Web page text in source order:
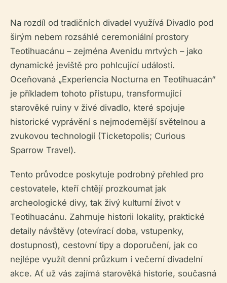
Na rozdíl od tradičních divadel využívá Divadlo pod
širým nebem rozsáhlé ceremoniální prostory
Teotihuacánu – zejména Avenidu mrtvých – jako
dynamické jeviště pro pohlcující události.
Oceňovaná „Experiencia Nocturna en Teotihuacán“
je příkladem tohoto přístupu, transformující
starověké ruiny v živé divadlo, které spojuje
historické vyprávění s nejmodernější světelnou a
zvukovou technologií (Ticketopolis; Curious
Sparrow Travel).
Tento průvodce poskytuje podrobný přehled pro
cestovatele, kteří chtějí prozkoumat jak
archeologické divy, tak živý kulturní život v
Teotihuacánu. Zahrnuje historii lokality, praktické
detaily návštěvy (otevírací doba, vstupenky,
dostupnost), cestovní tipy a doporučení, jak co
nejlépe využít denní průzkum i večerní divadelní
akce. Ať už vás zajímá starověká historie, současná